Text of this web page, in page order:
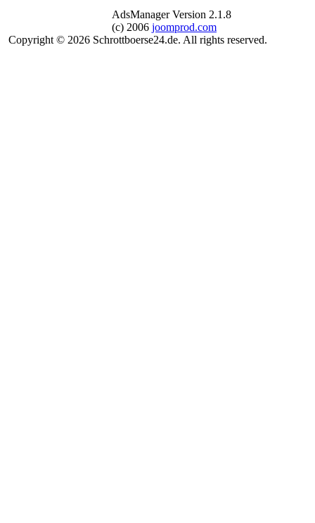
AdsManager Version 2.1.8
(c) 2006 joomprod.com
Copyright © 2026 Schrottboerse24.de. All rights reserved.